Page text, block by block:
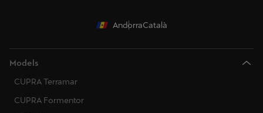
AndorraCatalà
Models
CUPRA Terramar
CUPRA Formentor